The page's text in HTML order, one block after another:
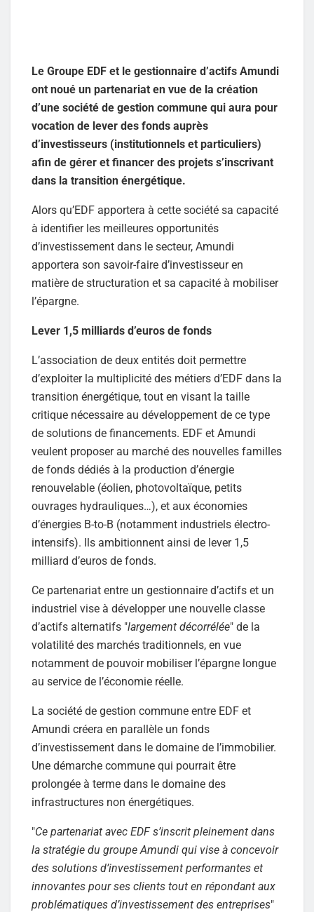
Le Groupe EDF et le gestionnaire d’actifs Amundi
ont noué un partenariat en vue de la création
d’une société de gestion commune qui aura pour
vocation de lever des fonds auprès
d’investisseurs (institutionnels et particuliers)
afin de gérer et financer des projets s’inscrivant
dans la transition énergétique.
Alors qu’EDF apportera à cette société sa capacité
à identifier les meilleures opportunités
d’investissement dans le secteur, Amundi
apportera son savoir-faire d’investisseur en
matière de structuration et sa capacité à mobiliser
l’épargne.
Lever 1,5 milliards d’euros de fonds
L’association de deux entités doit permettre
d’exploiter la multiplicité des métiers d’EDF dans la
transition énergétique, tout en visant la taille
critique nécessaire au développement de ce type
de solutions de financements. EDF et Amundi
veulent proposer au marché des nouvelles familles
de fonds dédiés à la production d’énergie
renouvelable (éolien, photovoltaïque, petits
ouvrages hydrauliques…), et aux économies
d’énergies B-to-B (notamment industriels électro-
intensifs). Ils ambitionnent ainsi de lever 1,5
milliard d’euros de fonds.
Ce partenariat entre un gestionnaire d’actifs et un
industriel vise à développer une nouvelle classe
d’actifs alternatifs "largement décorrélée" de la
volatilité des marchés traditionnels, en vue
notamment de pouvoir mobiliser l’épargne longue
au service de l’économie réelle.
La société de gestion commune entre EDF et
Amundi créera en parallèle un fonds
d’investissement dans le domaine de l’immobilier.
Une démarche commune qui pourrait être
prolongée à terme dans le domaine des
infrastructures non énergétiques.
"Ce partenariat avec EDF s’inscrit pleinement dans
la stratégie du groupe Amundi qui vise à concevoir
des solutions d’investissement performantes et
innovantes pour ses clients tout en répondant aux
problématiques d’investissement des entreprises"